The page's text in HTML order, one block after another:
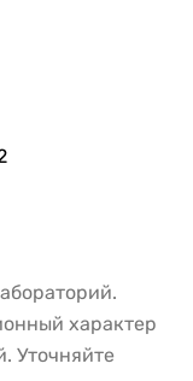
характер
Уточняйте